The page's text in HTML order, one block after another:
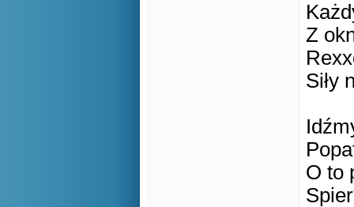
Z
Siły
O to